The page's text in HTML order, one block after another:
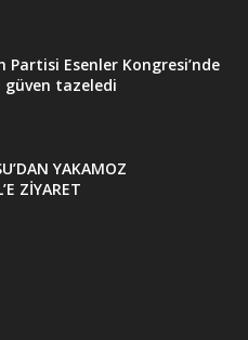
Partisi Esenler Kongresi’nde
tazeledi
YAKAMOZ
ZİYARET